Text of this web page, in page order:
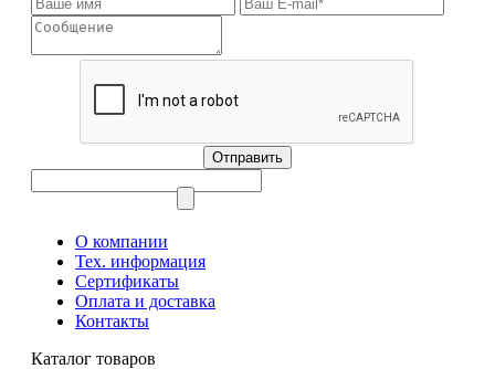
О компании
Тех. информация
Сертификаты
Оплата и доставка
Контакты
Каталог товаров